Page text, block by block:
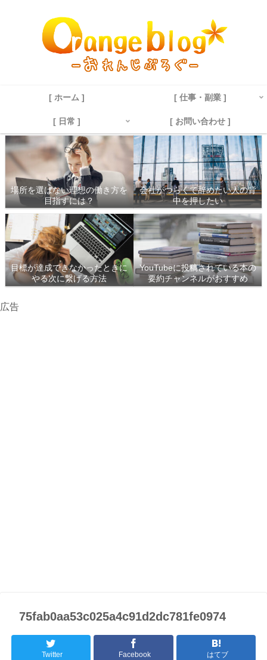
[ ホーム ] [ 仕事・副業 ]
[ 日常 ] [ お問い合わせ ]
場所を選ばない理想の働き方を
目指すには？
会社がつらくて辞めたい人の背
中を押したい
目標が達成できなかったときに
やる次に繋げる方法
YouTubeに投稿されている本の
要約チャンネルがおすすめ
広告
75fab0aa53c025a4c91d2dc781fe0974
Twitter Facebook はてブ